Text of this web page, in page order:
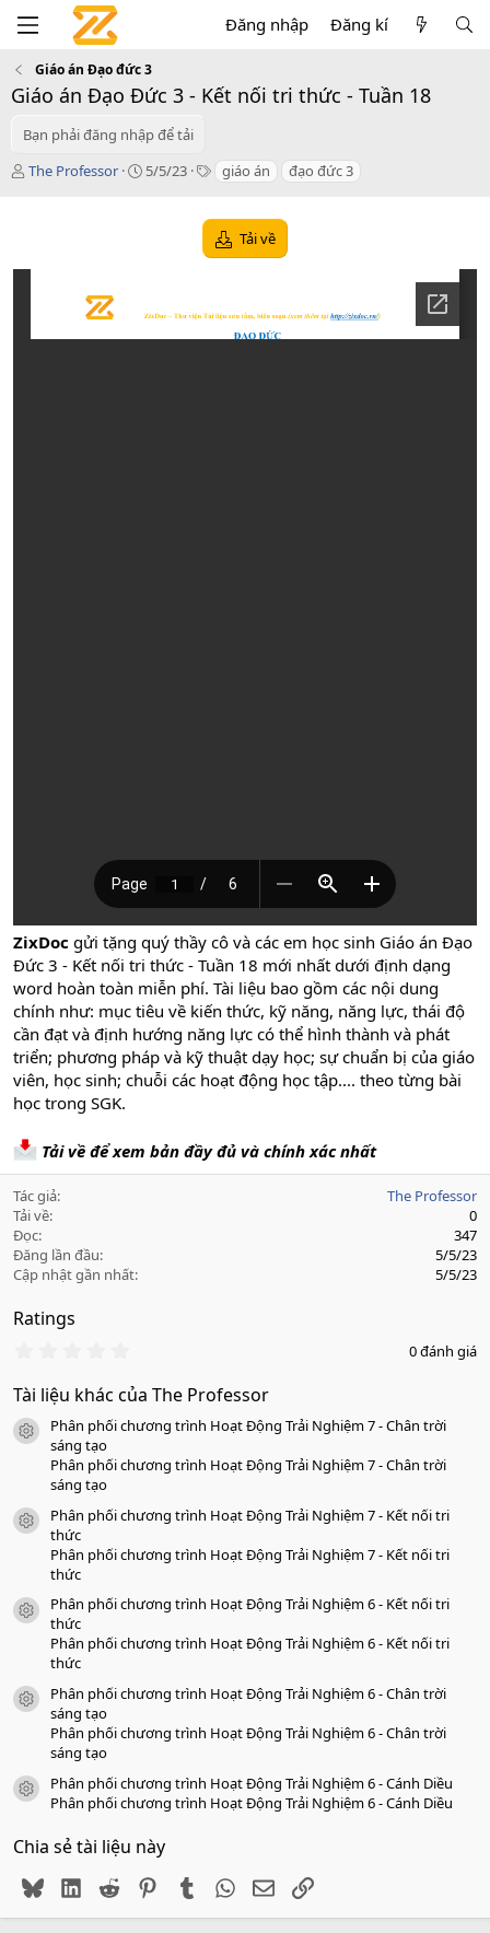
Đăng nhập Đăng kí
Giáo án Đạo đức 3
Giáo án Đạo Đức 3 - Kết nối tri thức - Tuần 18
Bạn phải đăng nhập để tải
T
ả
The Professor
C
5/5/23
T giáo án đạo đức 3
Tải về
ZixDoc gửi tặng quý thầy cô và các em học sinh Giáo án Đạo
Đức 3 - Kết nối tri thức - Tuần 18 mới nhất dưới định dạng
word hoàn toàn miễn phí. Tài liệu bao gồm các nội dung
chính như: mục tiêu về kiến thức, kỹ năng, năng lực, thái độ
cần đạt và định hướng năng lực có thể hình thành và phát
triển; phương pháp và kỹ thuật dạy học; sự chuẩn bị của giáo
viên, học sinh; chuỗi các hoạt động học tập.... theo từng bài
học trong SGK.
Tải về để xem bản đầy đủ và chính xác nhất
Tác giả
The Professor
Tải về
0
Đọc
347
Đăng lần đầu
5/5/23
Cập nhật gần nhất
5/5/23
Ratings
0
0
a
0 đánh giá
Tài liệu khác của The Professor
icon tài liệu
Phân phối chương trình Hoạt Động Trải Nghiệm 7 - Chân trời
sáng tạo
Phân phối chương trình Hoạt Động Trải Nghiệm 7 - Chân trời
sáng tạo
icon tài liệu
Phân phối chương trình Hoạt Động Trải Nghiệm 7 - Kết nối tri
thức
Phân phối chương trình Hoạt Động Trải Nghiệm 7 - Kết nối tri
thức
icon tài liệu
Phân phối chương trình Hoạt Động Trải Nghiệm 6 - Kết nối tri
thức
Phân phối chương trình Hoạt Động Trải Nghiệm 6 - Kết nối tri
thức
icon tài liệu
Phân phối chương trình Hoạt Động Trải Nghiệm 6 - Chân trời
sáng tạo
Phân phối chương trình Hoạt Động Trải Nghiệm 6 - Chân trời
sáng tạo
icon tài liệu
Phân phối chương trình Hoạt Động Trải Nghiệm 6 - Cánh Diều
Phân phối chương trình Hoạt Động Trải Nghiệm 6 - Cánh Diều
Chia sẻ tài liệu này
BlueskyLinkedIn
Reddit PinterestTumblr WhatsApp
EmailLink